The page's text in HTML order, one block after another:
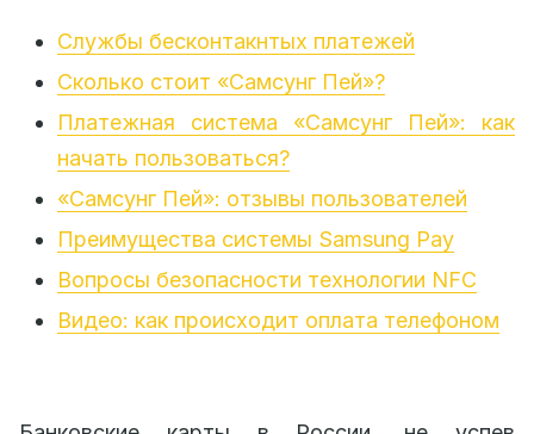
Службы бесконтакнтых платежей
Сколько стоит «Самсунг Пей»?
Платежная система «Самсунг Пей»: как
начать пользоваться?
«Самсунг Пей»: отзывы пользователей
Преимущества системы Samsung Pay
Вопросы безопасности технологии NFC
Видео: как происходит оплата телефоном